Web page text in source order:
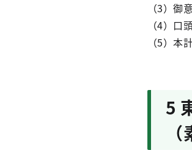
（3）御
（4）口
（5）
5